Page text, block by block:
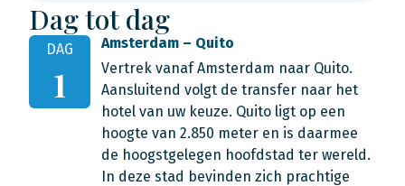
Dag tot dag
DAG
1
Amsterdam – Quito
Vertrek vanaf Amsterdam naar Quito.
Aansluitend volgt de transfer naar het
hotel van uw keuze. Quito ligt op een
hoogte van 2.850 meter en is daarmee
de hoogstgelegen hoofdstad ter wereld.
In deze stad bevinden zich prachtige